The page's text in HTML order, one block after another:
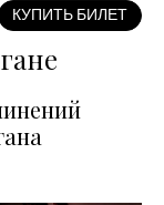
КУПИТЬ БИЛЕТ